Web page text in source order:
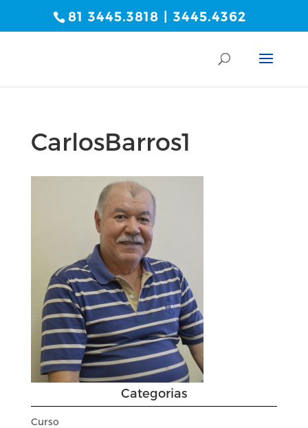
81 3445.3818 | 3445.4362
CarlosBarros1
Categorias
Curso